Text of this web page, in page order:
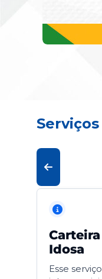
Idosa
Esse